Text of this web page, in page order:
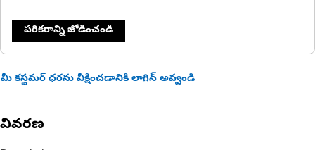
పరికరాన్ని జోడించండి
మీ కస్టమర్ ధరను వీక్షించడానికి లాగిన్ అవ్వండి
వివరణ